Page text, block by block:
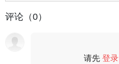
评论（0）
请先登录